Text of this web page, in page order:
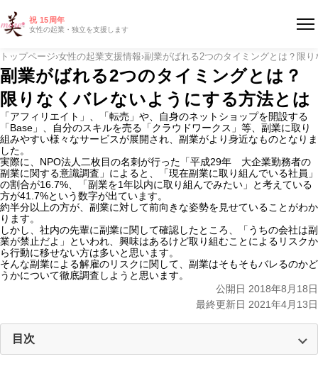
祝 15周年
女性の起業・独立を支援します
トップページ›女性の起業支援情報›副業がばれる2つのタイミングとは？限
副業がばれる2つのタイミングとは？
限りなくバレないようにする方法とは
「アフィリエイト」、「転売」や、自身のネットショップを開設する
「Base」、自分のスキルを売る「クラウドワークス」等、副業に取り
組みやすい様々なサービスが展開され、副業がより身近なものとなりま
した。
実際に、NPO法人二枚目の名刺が行った「平成29年 大企業勤務者の
副業に関する意識調査 」によると、「現在副業に取り組んでいる社員」
の割合が16.7%、「副業を1年以内に取り組んでみたい」と考えている
方が41.7%という数字が出ています。
約半分以上の方が、副業に対して前向きな姿勢を見せていることがわか
ります。
しかし、社内の先輩に副業に関して確認したところ、「うちの会社は副
業が禁止だよ」といわれ、興味はあるけど取り組むことによるリスクか
ら行動に移せない方は多いと思います。
そんな副業による解雇のリスクに関して、副業はそもそもバレるのかど
うかについて徹底調査しようと思います。
公開日 2018年8月18日
最終更新日 2021年4月13日
目次